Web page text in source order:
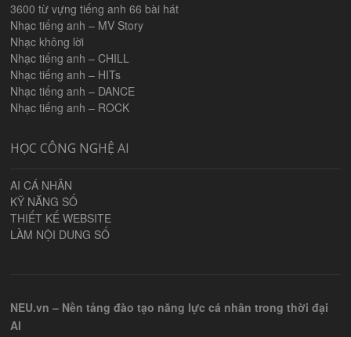
3600 từ vựng tiếng anh 66 bài hát
Nhạc tiếng anh – MV Story
Nhạc không lời
Nhạc tiếng anh – CHILL
Nhạc tiếng anh – HITs
Nhạc tiếng anh – DANCE
Nhạc tiếng anh – ROCK
HỌC CÔNG NGHỆ AI
AI CÁ NHÂN
KỸ NĂNG SỐ
THIẾT KẾ WEBSITE
LÀM NỘI DUNG SỐ
NEU.vn – Nền tảng đào tạo năng lực cá nhân trong thời đại
AI